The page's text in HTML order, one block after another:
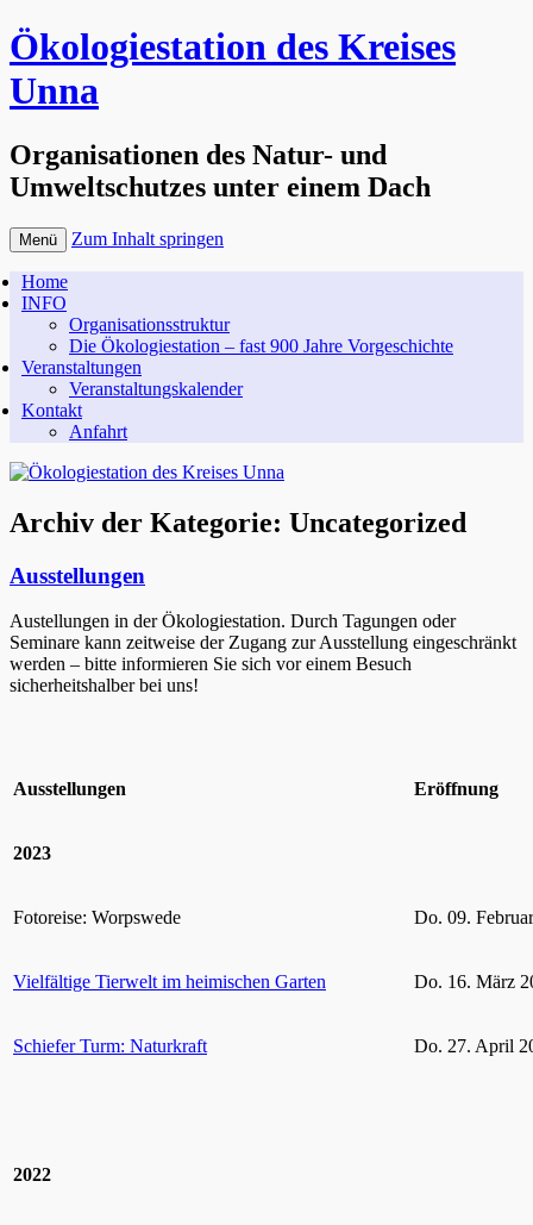
Ökologiestation des Kreises
Unna
Organisationen des Natur- und
Umweltschutzes unter einem Dach
Menü Zum Inhalt springen
Home
INFO
Organisationsstruktur
Die Ökologiestation – fast 900 Jahre Vorgeschichte
Veranstaltungen
Veranstaltungskalender
Kontakt
Anfahrt
Archiv der Kategorie: Uncategorized
Ausstellungen
Austellungen in der Ökologiestation. Durch Tagungen oder
Seminare kann zeitweise der Zugang zur Ausstellung eingeschränkt
werden – bitte informieren Sie sich vor einem Besuch
sicherheitshalber bei uns!
Ausstellungen Eröffnung
2023
Fotoreise: Worpswede Do. 09.
Vielfältige Tierwelt im heimischen Garten Do. 16. März
Schiefer Turm: Naturkraft Do. 27. April
2022